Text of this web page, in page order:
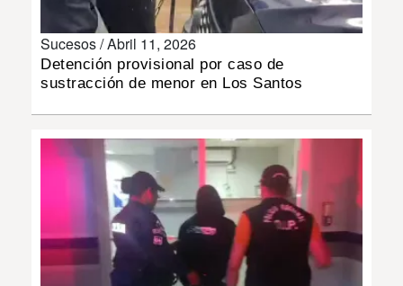
DEPORTES
INSÓLITAS
IMPRESO
Sucesos /Abril 11, 2026
Detención provisional por caso de
sustracción de menor en Los Santos